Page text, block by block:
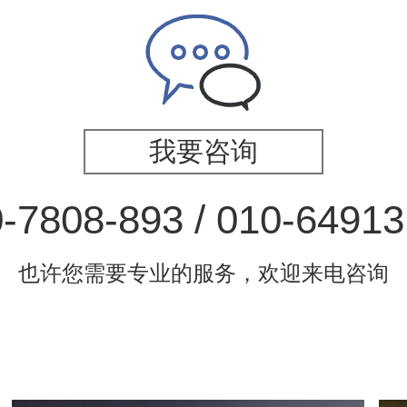
我要咨询
7808-893 / 010-
也许您需要专业的服务，欢迎来电咨询